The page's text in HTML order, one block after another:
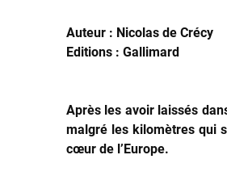
Auteur : Nicolas de Crécy
Editions : Gallimard
Après les avoir laissés
malgré les kilomètres qui
cœur de l’Europe.